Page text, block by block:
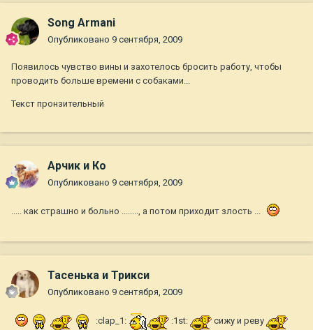
Song Armani
Опубликовано 9 сентября, 2009
Появилось чувство вины и захотелось бросить работу, чтобы
проводить больше времени с собаками...
Текст пронзительный
Арчик и Ко
Опубликовано 9 сентября, 2009
..... как страшно и больно ........, а потом приходит злость ...
Тасенька и Трикси
Опубликовано 9 сентября, 2009
:clap_1: :1st:
сижу и реву